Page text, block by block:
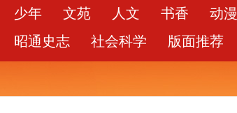
少年 文苑 人文 书香
动漫
昭通史志
社会科学 版面推荐